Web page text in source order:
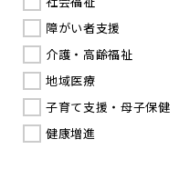
障がい者支援
介護・高齢福祉
地域医療
子育て支援・母子保健
健康増進